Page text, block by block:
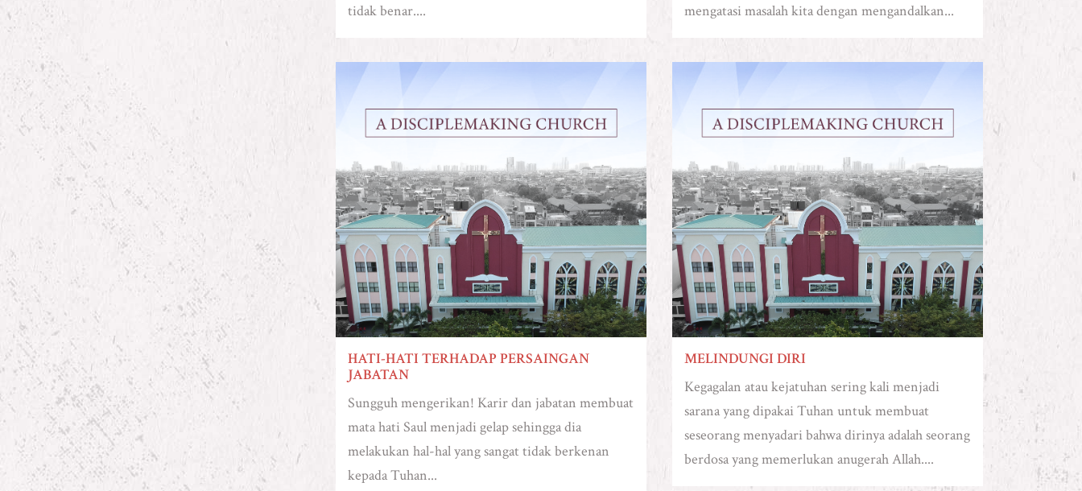
tidak benar....
mengatasi masalah kita dengan mengandalkan...
HATI-HATI TERHADAP PERSAINGAN
JABATAN
Sungguh mengerikan! Karir dan jabatan membuat
mata hati Saul menjadi gelap sehingga dia
melakukan hal-hal yang sangat tidak berkenan
kepada Tuhan...
MELINDUNGI DIRI
Kegagalan atau kejatuhan sering kali menjadi
sarana yang dipakai Tuhan untuk membuat
seseorang menyadari bahwa dirinya adalah seorang
berdosa yang memerlukan anugerah Allah....